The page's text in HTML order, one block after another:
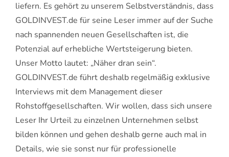
liefern. Es gehört zu unserem Selbstverständnis, dass
GOLDINVEST.de für seine Leser immer auf der Suche
nach spannenden neuen Gesellschaften ist, die
Potenzial auf erhebliche Wertsteigerung bieten.
Unser Motto lautet: „Näher dran sein“.
GOLDINVEST.de führt deshalb regelmäßig exklusive
Interviews mit dem Management dieser
Rohstoffgesellschaften. Wir wollen, dass sich unsere
Leser Ihr Urteil zu einzelnen Unternehmen selbst
bilden können und gehen deshalb gerne auch mal in
Details, wie sie sonst nur für professionelle